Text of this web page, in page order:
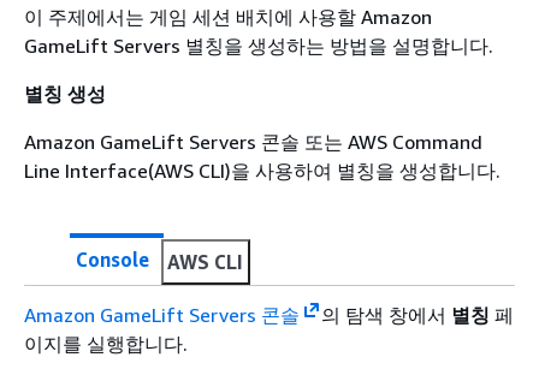
이 주제에서는 게임 세션 배치에 사용할 Amazon
GameLift Servers 별칭을 생성하는 방법을 설명합니다.
별칭 생성
Amazon GameLift Servers 콘솔 또는 AWS Command
Line Interface(AWS CLI)을 사용하여 별칭을 생성합니다.
Console AWS CLI
Amazon GameLift Servers 콘솔 의 탐색 창에서 별칭 페
이지를 실행합니다.